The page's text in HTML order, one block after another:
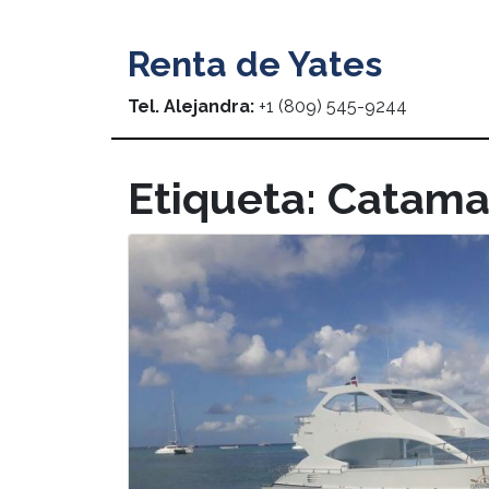
Renta de Yates
Tel. Alejandra: +1 (809) 545-9244
Etiqueta: